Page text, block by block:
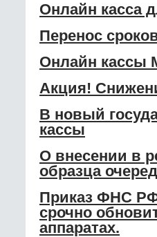
Онлайн касса
Перенос
Онлайн кассы
Акция!
В новый
кассы
О внесении в
образца
Приказ ФНС
срочно
аппаратах.